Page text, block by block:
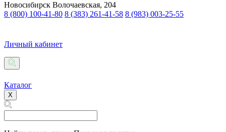
Новосибирск Волочаевская, 204
8 (800) 100-41-80 8 (383) 261-41-58 8 (983) 003-25-55
Личный кабинет
Каталог
X